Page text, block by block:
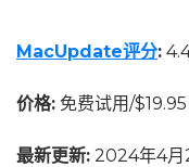
MacUpdate评分:
价格: 免费试用/$19.95
最新更新: 2024年4月